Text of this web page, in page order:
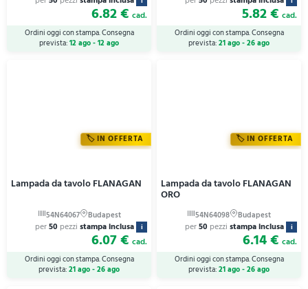
6.82 € cad.
Ordini oggi con stampa. Consegna
prevista:12 ago - 12 ago
5.82 € cad.
Ordini oggi con stampa. Consegna
prevista:21 ago - 26 ago
IN OFFERTA
Lampada da tavolo FLANAGAN
per50 pezzi stampa inclusa i
6.07 € cad.
Ordini oggi con stampa. Consegna
prevista:21 ago - 26 ago
IN OFFERTA
Lampada da tavolo FLANAGAN
ORO
per50 pezzi stampa inclusa i
6.14 € cad.
Ordini oggi con stampa. Consegna
prevista:21 ago - 26 ago